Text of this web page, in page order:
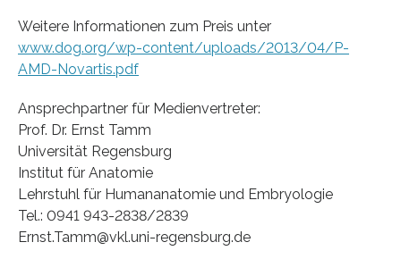
Weitere Informationen zum Preis unter
www.dog.org/wp-content/uploads/2013/04/P-
AMD-Novartis.pdf
Ansprechpartner für Medienvertreter:
Prof. Dr. Ernst Tamm
Universität Regensburg
Institut für Anatomie
Lehrstuhl für Humananatomie und Embryologie
Tel.: 0941 943-2838/2839
Ernst.Tamm@vkl.uni-regensburg.de